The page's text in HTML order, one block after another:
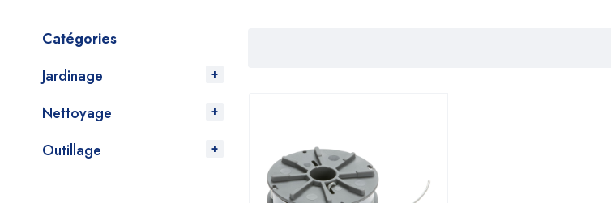
Catégories
Jardinage
Nettoyage
Outillage